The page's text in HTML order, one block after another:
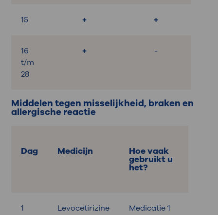
15 + +
16
t/m
28
+ -
Middelen tegen misselijkheid, braken en
allergische reactie
Dag Medicijn Hoe vaak
gebruikt u
het?
1 Levocetirizine
Medicatie 1